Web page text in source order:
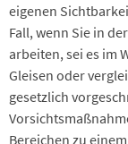
eigenen
Fall, wenn Sie in
arbeiten, sei es im
Gleisen oder
gesetzlich
Bereichen zu